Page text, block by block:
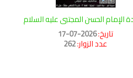
الإمام الحسن المجتبى عليه السلام
تاريخ:2026-07-17
عدد الزوار:262